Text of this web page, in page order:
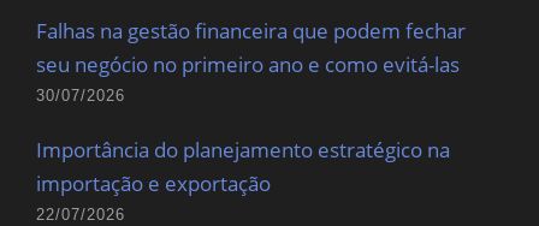
Falhas na gestão financeira que podem fechar
seu negócio no primeiro ano e como evitá-las
30/07/2026
Importância do planejamento estratégico na
importação e exportação
22/07/2026